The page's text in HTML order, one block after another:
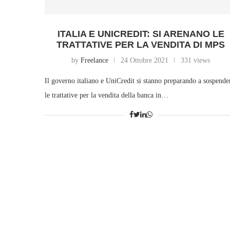
ITALIA E UNICREDIT: SI ARENANO LE
TRATTATIVE PER LA VENDITA DI MPS
byFreelance 24 Ottobre 2021 331 views
Il governo italiano e UniCredit si stanno preparando a
le trattative per la vendita della banca in…